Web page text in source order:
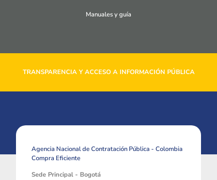
Manuales y guía
TRANSPARENCIA Y ACCESO A INFORMACIÓN PÚBLICA
Agencia Nacional de Contratación Pública - Colombia
Compra Eficiente
Sede Principal - Bogotá